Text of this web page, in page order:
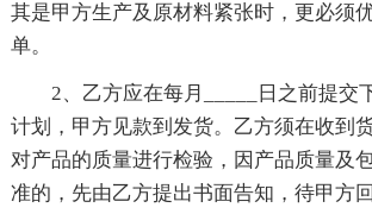
其是甲方生产及原材料紧张时，更必须
单。
2、乙方应在每月_____日之前提交
计划，甲方见款到发货。乙方须在收到
对产品的质量进行检验，因产品质量及
准的，先由乙方提出书面告知，待甲方